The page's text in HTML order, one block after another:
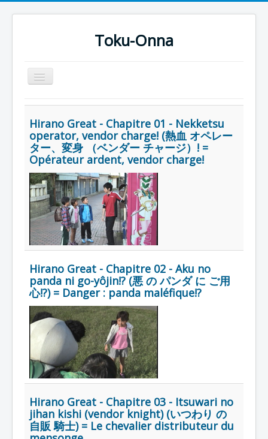
Toku-Onna
Basculer
la
Accueil
Toku-Actrices
Toku-Critiques
Séries
Films
COSAA
Dessins
Artiste Asperger
Lexique
Jihan kishi (Vendor knight)
Hirano Great (自販 騎士 ヒラノ グ
レート) = Chevalier distributeur
Hirano Great - Chapitre 01 - Nekketsu
operator, vendor charge! (熱血 オペレー
ター、変身 （ベンダー チャージ）! =
Opérateur ardent, vendor charge!
Hirano Great - Chapitre 02 - Aku no
panda ni go-yôjin!? (悪 の パンダ に ご用
心!?) = Danger : panda maléfique!?
Hirano Great - Chapitre 03 - Itsuwari no
jihan kishi (vendor knight) (いつわり の
自販 騎士) = Le chevalier distributeur du